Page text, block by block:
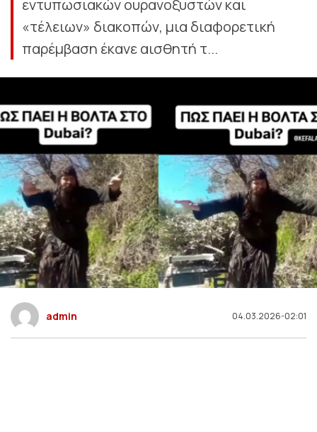
εντυπωσιακών ουρανοξυστών και
«τέλειων» διακοπών, μια διαφορετική
παρέμβαση έκανε αισθητή τ...
admin 04.03.2026-02:01